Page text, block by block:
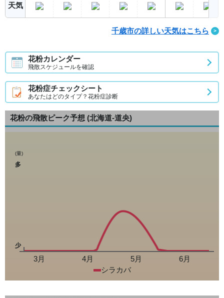
天気
千歳市の詳しい天気はこちら
花粉カレンダー
飛散スケジュールを確認
花粉症チェックシート
あなたはどのタイプ？花粉症診断
花粉の飛散ピーク予想 (北海道-道央)
(量)
多
少
3月 4月 5月
6月
シラカバ